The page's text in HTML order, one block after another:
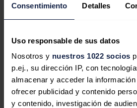
Consentimiento Detalles
Uso responsable de sus datos
Nosotros y nuestros 1022 socios
p.ej., su dirección IP, con
almacenar y acceder la
ofrecer publicidad y contenido
y contenido, investigación de
ante la subida del
El precio del petróleo
espera de nuevas
entre EEUU e Irán